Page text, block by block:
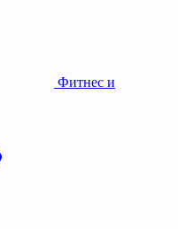
Фитнес и